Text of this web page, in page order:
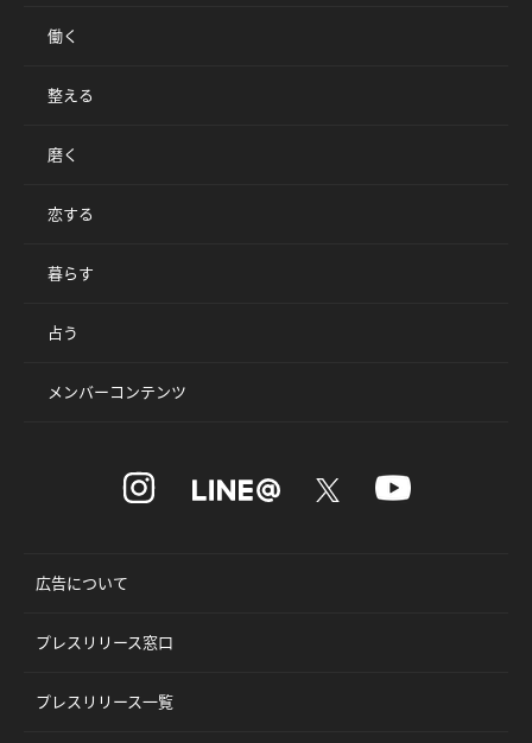
働く
整える
磨く
恋する
暮らす
占う
メンバーコンテンツ
広告について
プレスリリース窓口
プレスリリース一覧